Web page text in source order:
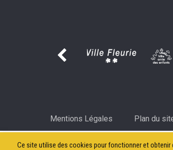
Ce site utilise des cookies pour fonctionner et
Mentions Légales Plan du